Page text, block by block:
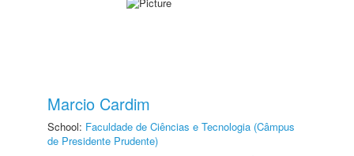
Marcio Cardim
School: Faculdade de Ciências e Tecnologia (Câmpus
de Presidente Prudente)